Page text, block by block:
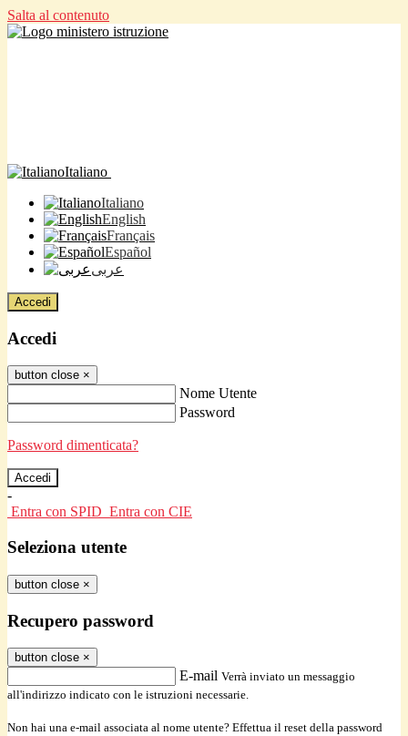
Salta al contenuto
Italiano
Italiano
English
Français
Español
عربى
Accedi
Accedi
button close ×
Nome Utente
Password
Password dimenticata?
-
Entra con SPID Entra con CIE
Seleziona utente
button close ×
Recupero password
button close ×
E-mail Verrà inviato un messaggio
all'indirizzo indicato con le istruzioni necessarie.
Non hai una e-mail associata al nome utente? Effettua il reset della password